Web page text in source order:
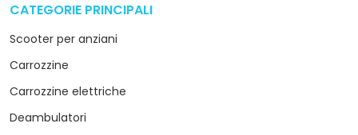
CATEGORIE PRINCIPALI
Scooter per anziani
Carrozzine
Carrozzine elettriche
Deambulatori